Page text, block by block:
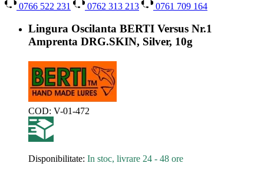
0766 522 231 0762 313 213 0761 709 164
Lingura Oscilanta BERTI Versus Nr.1
Amprenta DRG.SKIN, Silver, 10g
COD: V-01-472
Disponibilitate: In stoc, livrare 24 - 48 ore